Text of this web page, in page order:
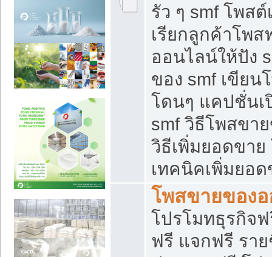
รัว ๆ smf โพส
เรียกลูกค้าโพส
ออนไลน์ให้ปัง
ของ smf เขียน
โดนๆ แคปชั่นเ
smf วิธีโพสขา
วิธีเพิ่มยอดขาย
เทคนิคเพิ่มยอด
โพสขายของ
โปรโมทธุรกิจ
ฟรี แจกฟรี ราย